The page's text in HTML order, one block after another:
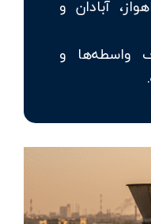
آبادان و
واسطه‌ها و